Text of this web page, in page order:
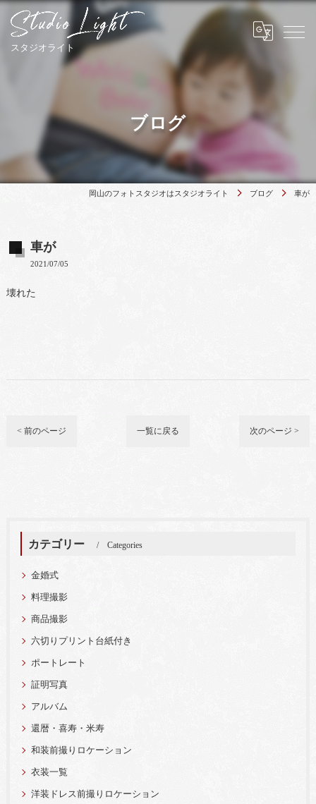
ブログ
岡山のフォトスタジオはスタジオライト ブログ 車が
車が
2021/07/05
壊れた
< 前のページ 一覧に戻る 次のページ >
カテゴリー Categories
金婚式
料理撮影
商品撮影
六切りプリント台紙付き
ポートレート
証明写真
アルバム
還暦・喜寿・米寿
和装前撮りロケーション
衣装一覧
洋装ドレス前撮りロケーション